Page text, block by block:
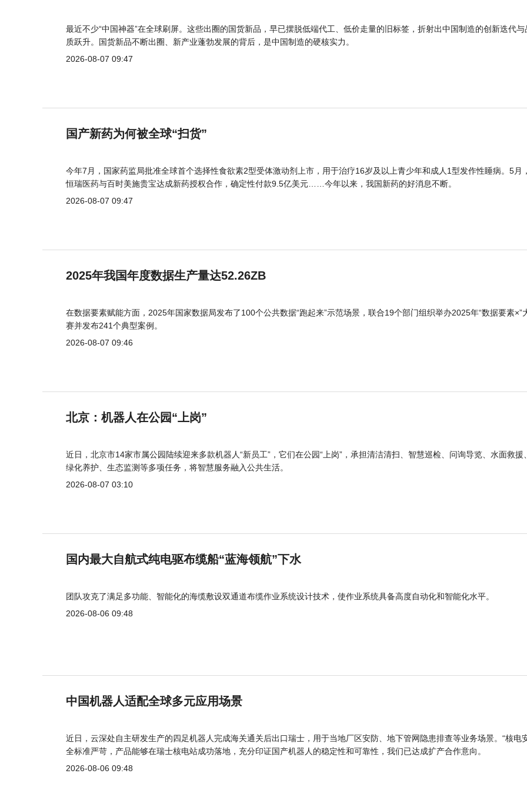
最近不少“中国神器”在全球刷屏。这些出圈的国货新品，早已摆脱低端代工、低价走量的旧标签，折射出中国制造的创新迭代与
质跃升。国货新品不断出圈、新产业蓬勃发展的背后，是中国制造的硬核实力。
2026-08-07 09:47
国产新药为何被全球“扫货”
今年7月，国家药监局批准全球首个选择性食欲素2型受体激动剂上市，用于治疗16岁及以上青少年和成人1型发作性睡病。5月
恒瑞医药与百时美施贵宝达成新药授权合作，确定性付款9.5亿美元……今年以来，我国新药的好消息不断。
2026-08-07 09:47
2025年我国年度数据生产量达52.26ZB
在数据要素赋能方面，2025年国家数据局发布了100个公共数据“跑起来”示范场景，联合19个部门组织举办2025年“数据要素×”
赛并发布241个典型案例。
2026-08-07 09:46
北京：机器人在公园“上岗”
近日，北京市14家市属公园陆续迎来多款机器人“新员工”，它们在公园“上岗”，承担清洁清扫、智慧巡检、问询导览、水面救援
绿化养护、生态监测等多项任务，将智慧服务融入公共生活。
2026-08-07 03:10
国内最大自航式纯电驱布缆船“蓝海领航”下水
团队攻克了满足多功能、智能化的海缆敷设双通道布缆作业系统设计技术，使作业系统具备高度自动化和智能化水平。
2026-08-06 09:48
中国机器人适配全球多元应用场景
近日，云深处自主研发生产的四足机器人完成海关通关后出口瑞士，用于当地厂区安防、地下管网隐患排查等业务场景。“核电
全标准严苛，产品能够在瑞士核电站成功落地，充分印证国产机器人的稳定性和可靠性，我们已达成扩产合作意向。
2026-08-06 09:48